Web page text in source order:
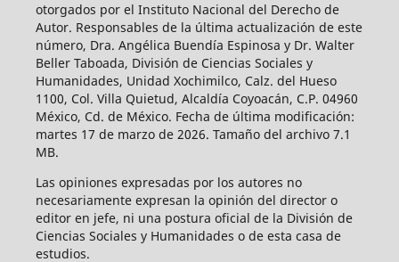
otorgados por el Instituto Nacional del Derecho de
Autor. Responsables de la última actualización de este
número, Dra. Angélica Buendía Espinosa y Dr. Walter
Beller Taboada, División de Ciencias Sociales y
Humanidades, Unidad Xochimilco, Calz. del Hueso
1100, Col. Villa Quietud, Alcaldía Coyoacán, C.P. 04960
México, Cd. de México. Fecha de última modificación:
martes 17 de marzo de 2026. Tamaño del archivo 7.1
MB.
Las opiniones expresadas por los autores no
necesariamente expresan la opinión del director o
editor en jefe, ni una postura oficial de la División de
Ciencias Sociales y Humanidades o de esta casa de
estudios.